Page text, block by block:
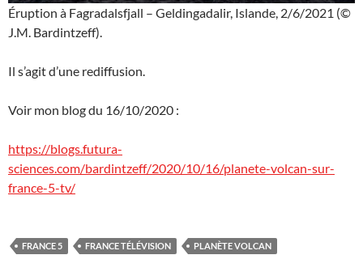
Éruption à Fagradalsfjall – Geldingadalir, Islande, 2/6/2021 (©
J.M. Bardintzeff).
Il s’agit d’une rediffusion.
Voir mon blog du 16/10/2020 :
https://blogs.futura-
sciences.com/bardintzeff/2020/10/16/planete-volcan-sur-
france-5-tv/
FRANCE 5 FRANCE TÉLÉVISION PLANÈTE VOLCAN